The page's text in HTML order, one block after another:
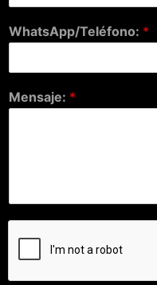
WhatsApp/Teléfono: *
Mensaje: *